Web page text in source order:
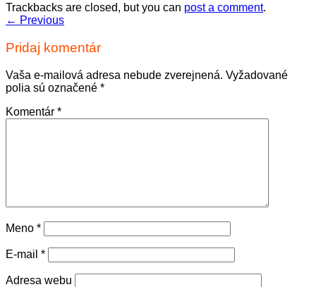
Trackbacks are closed, but you can post a comment.
← Previous
Pridaj komentár
Vaša e-mailová adresa nebude zverejnená. Vyžadované
polia sú označené *
Komentár *
Meno *
E-mail *
Adresa webu